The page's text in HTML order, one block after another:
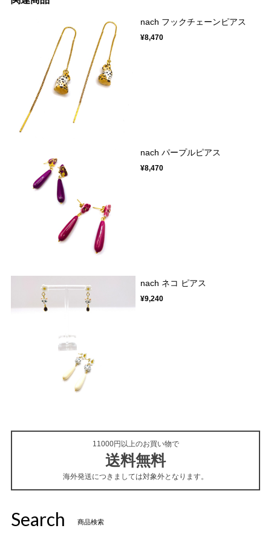
nach フックチェーンピアス
¥8,470
nach パープルピアス
¥8,470
nach ネコ ピアス
¥9,240
11000円以上のお買い物で
送料無料
海外発送につきましては対象外となります。
Search 商品検索